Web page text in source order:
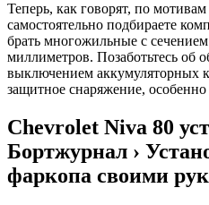
Теперь, как говорят, по
самостоятельно подбираете
брать многожильные с
миллиметров. Позаботьтесь об
выключением аккумуляторных
защитное снаряжение, особенно
Chevrolet Niva 80
Бортжурнал ›
фаркопа своими